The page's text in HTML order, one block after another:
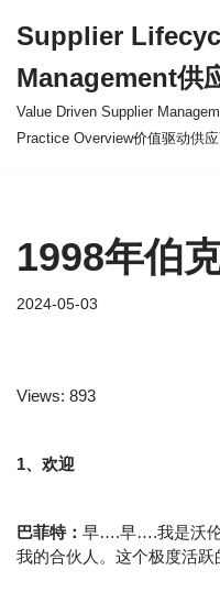
to
content
Supplier
Management供
Value Driven Supplier
Practice Overview价值驱动供
1998年伯
2024-05-03
Views: 893
1、欢迎
巴菲特： 早….早….我是沃伦
我的合伙人。这个极度活跃